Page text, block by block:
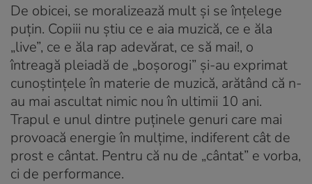
De obicei, se moralizează mult și se înțelege
puțin. Copiii nu știu ce e aia muzică, ce e ăla
„live”, ce e ăla rap adevărat, ce să mai!, o
întreagă pleiadă de „boșorogi” și-au exprimat
cunoștințele în materie de muzică, arătând că n-
au mai ascultat nimic nou în ultimii 10 ani.
Trapul e unul dintre puținele genuri care mai
provoacă energie în mulțime, indiferent cât de
prost e cântat. Pentru că nu de „cântat” e vorba,
ci de performance.